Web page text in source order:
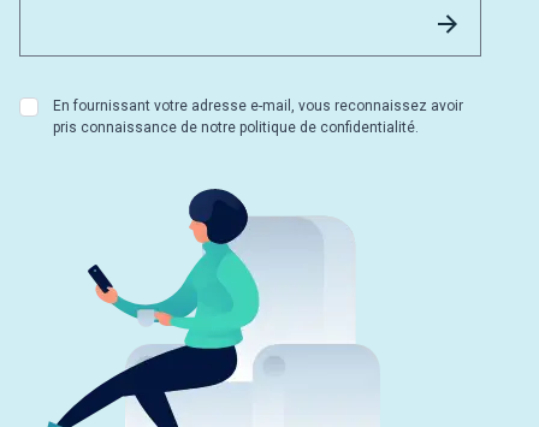
En fournissant votre adresse e-mail, vous reconnaissez avoir
pris connaissance de notre politique de confidentialité.